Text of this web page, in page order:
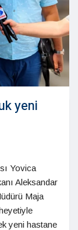
yeni
Yovica
Aleksandar
Maja
yeni hastane